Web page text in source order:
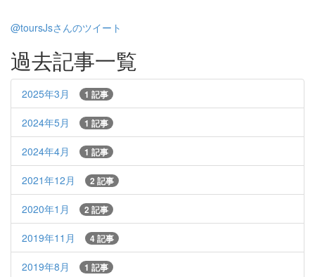
@toursJsさんのツイート
過去記事一覧
2025年3月 1 記事
2024年5月 1 記事
2024年4月 1 記事
2021年12月 2 記事
2020年1月 2 記事
2019年11月 4 記事
2019年8月 1 記事